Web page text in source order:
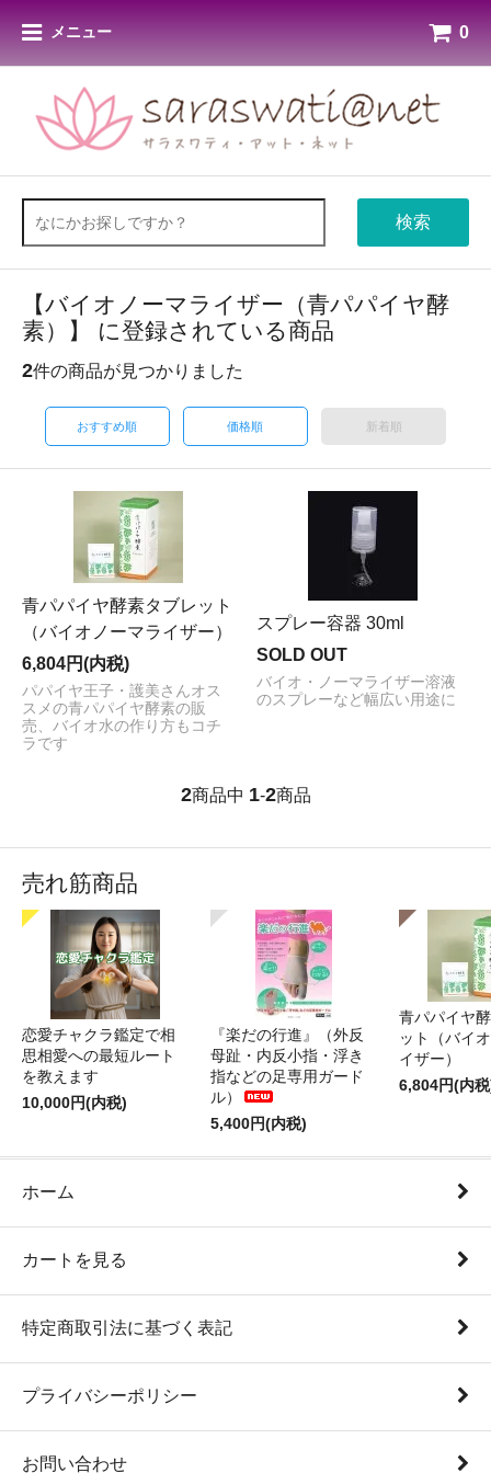
メニュー 0
検索
【バイオノーマライザー（青パパイヤ酵
素）】 に登録されている商品
2件の商品が見つかりました
おすすめ順 価格順 新着順
青パパイヤ酵素タブレット
（バイオノーマライザー）
6,804円(内税)
パパイヤ王子・護美さんオス
スメの青パパイヤ酵素の販
売、バイオ水の作り方もコチ
ラです
スプレー容器 30ml
SOLD OUT
バイオ・ノーマライザー溶液
のスプレーなど幅広い用途に
2商品中 1-2商品
売れ筋商品
恋愛チャクラ鑑定で相
思相愛への最短ルート
を教えます
10,000円(内税)
『楽だの行進』（外反
母趾・内反小指・浮き
指などの足専用ガード
ル）
5,400円(内税)
青パパイヤ
ット（バイ
イザー）
6,804円(内
ホーム
カートを見る
特定商取引法に基づく表記
プライバシーポリシー
お問い合わせ